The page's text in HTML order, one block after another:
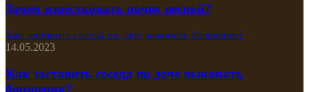
Зачем известковать почву весной?
Как заставить соседа по даче выкопать борщевик?
14.05.2023
Как заставить соседа по даче выкопать
борщевик?